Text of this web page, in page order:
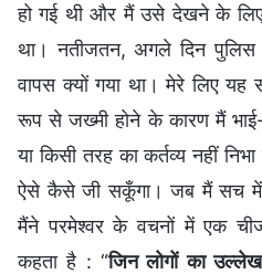
हो गई थी और मैं उसे देखने के
था। नतीजतन, अगले दिन
वापस क्यों गया था। मेरे लिए यह
रूप से जख्मी होने के कारण मैं
या किसी तरह का कर्तव्य नहीं
ऐसे कैसे जी सकूँगा। जब मैं सच में
मैंने परमेश्वर के वचनों में एक चीज
कहता है : “जिन लोगों का